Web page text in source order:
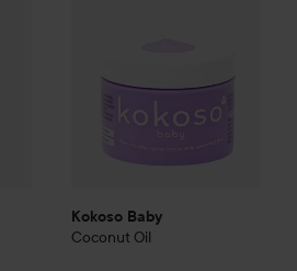
Kokoso Baby
Coconut Oil